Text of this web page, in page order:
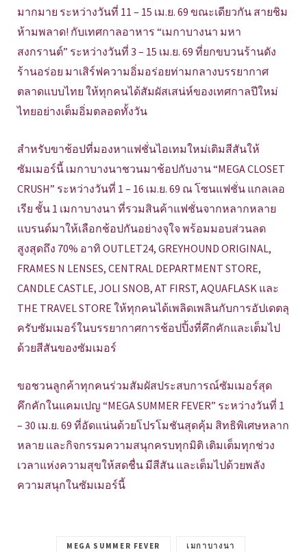
มากมาย ระหว่างวันที่ 11 – 15 เม.ย. 69 ขณะเดียวกัน สายชิม
ห้ามพลาด! กับเทศกาลอาหาร “เมกาบางนา มหา
สงกรานต์” ระหว่างวันที่ 3 – 15 เม.ย. 69 ที่ยกขบวนร้านดัง
ร้านอร่อย มาเสิร์ฟความอิ่มอร่อยท่ามกลางบรรยากาศ
ตลาดแบบไทย ให้ทุกคนได้สัมผัสเสน่ห์ของเทศกาลปีใหม่
ไทยอย่างเต็มอิ่มตลอดทั้งวัน
สำหรับขาช้อปที่มองหาแฟชั่นไอเทมใหม่เติมสีสันให้
ซัมเมอร์นี้ เมกาบางนาชวนมาช้อปกับงาน “MEGA CLOSET
CRUSH” ระหว่างวันที่ 1 – 16 เม.ย. 69 ณ โซนแฟชั่น แกลเลอ
เรีย ชั้น 1 เมกาบางนา ที่รวมสินค้าแฟชั่นจากหลากหลาย
แบรนด์มาให้เลือกช้อปกันอย่างจุใจ พร้อมมอบส่วนลด
สูงสุดถึง 70% อาทิ OUTLET24, GREYHOUND ORIGINAL,
FRAMES N LENSES, CENTRAL DEPARTMENT STORE,
CANDLE CASTLE, JOLI SNOB, AT FIRST, AQUAFLASK และ
THE TRAVEL STORE ให้ทุกคนได้เพลิดเพลินกับการอัปเดตลุ
ครับซัมเมอร์ในบรรยากาศการช้อปปิ้งที่คึกคักและเต็มไป
ด้วยสีสันของซัมเมอร์
ขอชวนลูกค้าทุกคนร่วมสัมผัสประสบการณ์ซัมเมอร์สุด
คึกคักในแคมเปญ “MEGA SUMMER FEVER” ระหว่างวันที่ 1
– 30 เม.ย. 69 ที่อัดแน่นด้วยโปรโมชันสุดคุ้ม สิทธิพิเศษหลาก
หลาย และกิจกรรมความสนุกครบทุกมิติ เติมเต็มทุกช่วง
เวลาแห่งความสุขให้สดชื่น มีสีสัน และเต็มไปด้วยพลัง
ความสนุกในซัมเมอร์นี้
MEGA SUMMER FEVER เมกาบางนา